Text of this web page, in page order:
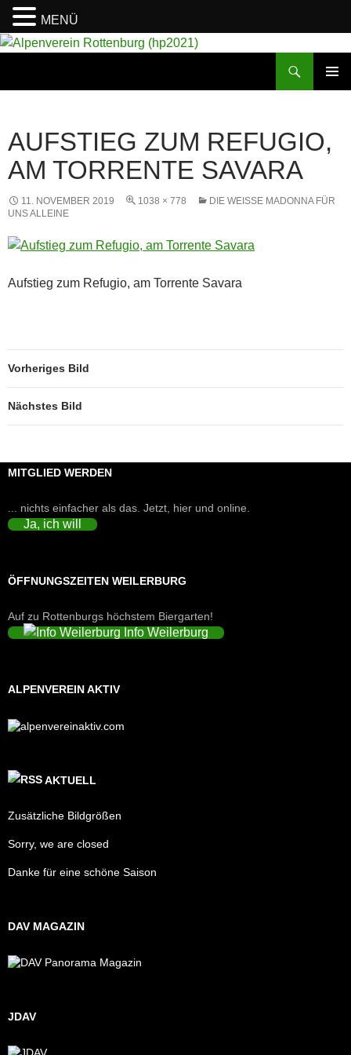
AUFSTIEG ZUM REFUGIO,
AM TORRENTE SAVARA
11. NOVEMBER 2019 1038 × 778
DIE WEISSE MADONNA FÜR U
NS ALLEINE
Aufstieg zum Refugio, am Torrente Savara
Vorheriges Bild
Nächstes Bild
MITGLIED WERDEN
... nichts einfacher als das. Jetzt, hier und online.
Ja, ich will
ÖFFNUNGSZEITEN WEILERBURG
Auf zu Rottenburgs höchstem Biergarten!
Info Weilerburg
ALPENVEREIN AKTIV
AKTUELL
Zusätzliche Bildgrößen
Sorry, we are closed
Danke für eine schöne Saison
DAV MAGAZIN
JDAV
MENÜ